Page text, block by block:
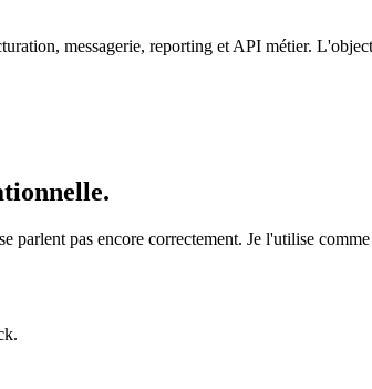
messagerie, reporting et API métier.
parlent pas encore correctement. Je l'utilise